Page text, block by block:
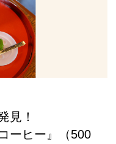
見！
ーヒー』（500